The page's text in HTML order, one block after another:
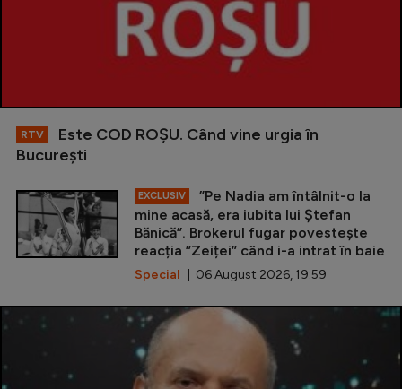
RTV
Este COD ROŞU. Când vine urgia în
Bucureşti
EXCLUSIV
”Pe Nadia am întâlnit-o la
mine acasă, era iubita lui Ștefan
Bănică”. Brokerul fugar povestește
reacția ”Zeiței” când i-a intrat în baie
Special | 06 August 2026, 19:59